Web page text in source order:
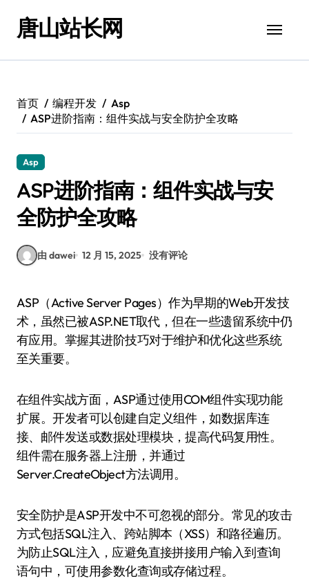
唐山站长网
首页 编程开发
Asp
ASP进阶指南：组件实战与安全防护全攻略
Asp
ASP进阶指南：组件实战与安
全防护全攻略
由 dawei 12 月 15, 2025 没有评论
ASP（Active Server Pages）作为早期的Web开发技
术，虽然已被ASP.NET取代，但在一些遗留系统中仍
有应用。掌握其进阶技巧对于维护和优化这些系统
至关重要。
在组件实战方面，ASP通过使用COM组件实现功能
扩展。开发者可以创建自定义组件，如数据库连
接、邮件发送或数据处理模块，提高代码复用性。
组件需在服务器上注册，并通过
Server.CreateObject方法调用。
安全防护是ASP开发中不可忽视的部分。常见的攻击
方式包括SQL注入、跨站脚本（XSS）和路径遍历。
为防止SQL注入，应避免直接拼接用户输入到查询
语句中，可使用参数化查询或存储过程。